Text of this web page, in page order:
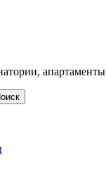
апартаменты